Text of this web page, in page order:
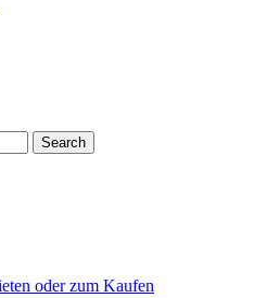
oder zum Kaufen